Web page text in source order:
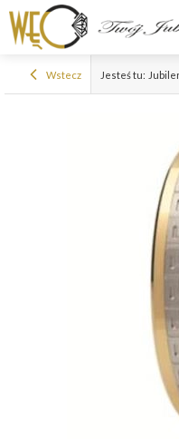
Wstecz Jesteś tu: